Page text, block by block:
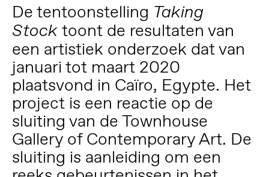
De tentoonstelling Taking
Stocktoont de resultaten van
een artistiek onderzoek dat van
januari tot maart 2020
plaatsvond in Caïro, Egypte. Het
project is een reactie op de
sluiting van de Townhouse
Gallery of Contemporary Art. De
sluiting is aanleiding om een